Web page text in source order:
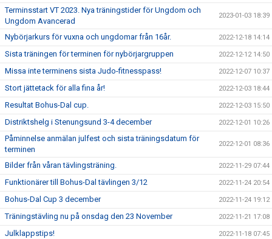
Terminsstart VT 2023. Nya träningstider för Ungdom och
Ungdom Avancerad
2023-01-03 18:39
Nybörjarkurs för vuxna och ungdomar från 16år. 2022-12-18 14:14
Sista träningen för terminen för nybörjargruppen 2022-12-12 14:50
Missa inte terminens sista Judo-fitnesspass! 2022-12-07 10:37
Stort jättetack för alla fina år! 2022-12-03 18:44
Resultat Bohus-Dal cup. 2022-12-03 15:50
Distriktshelg i Stenungsund 3-4 december 2022-12-01 10:26
Påminnelse anmälan julfest och sista träningsdatum för
terminen
2022-12-01 08:36
Bilder från våran tävlingsträning. 2022-11-29 07:44
Funktionärer till Bohus-Dal tävlingen 3/12 2022-11-24 20:54
Bohus-Dal Cup 3 december 2022-11-24 19:12
Träningstävling nu på onsdag den 23 November 2022-11-21 17:08
Julklappstips! 2022-11-18 07:45